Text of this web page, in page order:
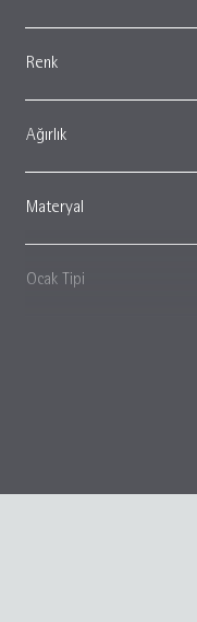
Renk
Ağırlık
Materyal
Ocak Tipi